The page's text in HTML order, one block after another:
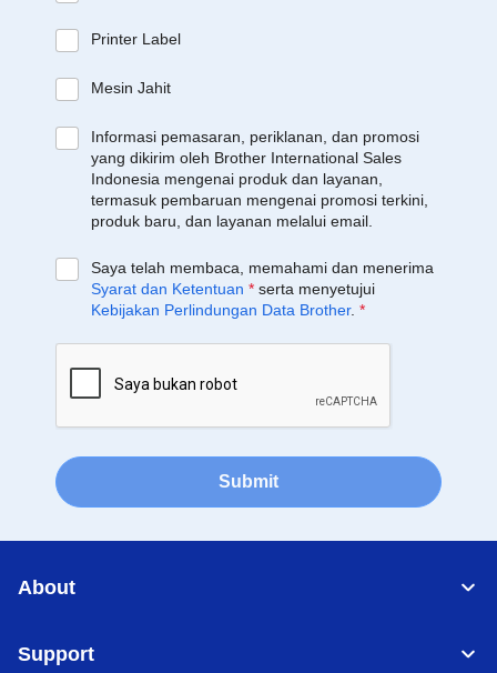
Printer Label
Mesin Jahit
Informasi pemasaran, periklanan, dan promosi
yang dikirim oleh Brother International Sales
Indonesia mengenai produk dan layanan,
termasuk pembaruan mengenai promosi terkini,
produk baru, dan layanan melalui email.
Saya telah membaca, memahami dan menerima
Syarat dan Ketentuan * serta menyetujui
Kebijakan Perlindungan Data Brother. *
Submit
About
Support